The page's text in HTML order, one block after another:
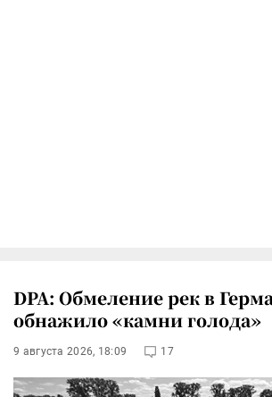
DPA: Обмеление рек в
обнажило «камни голода»
9 августа 2026, 18:09 17